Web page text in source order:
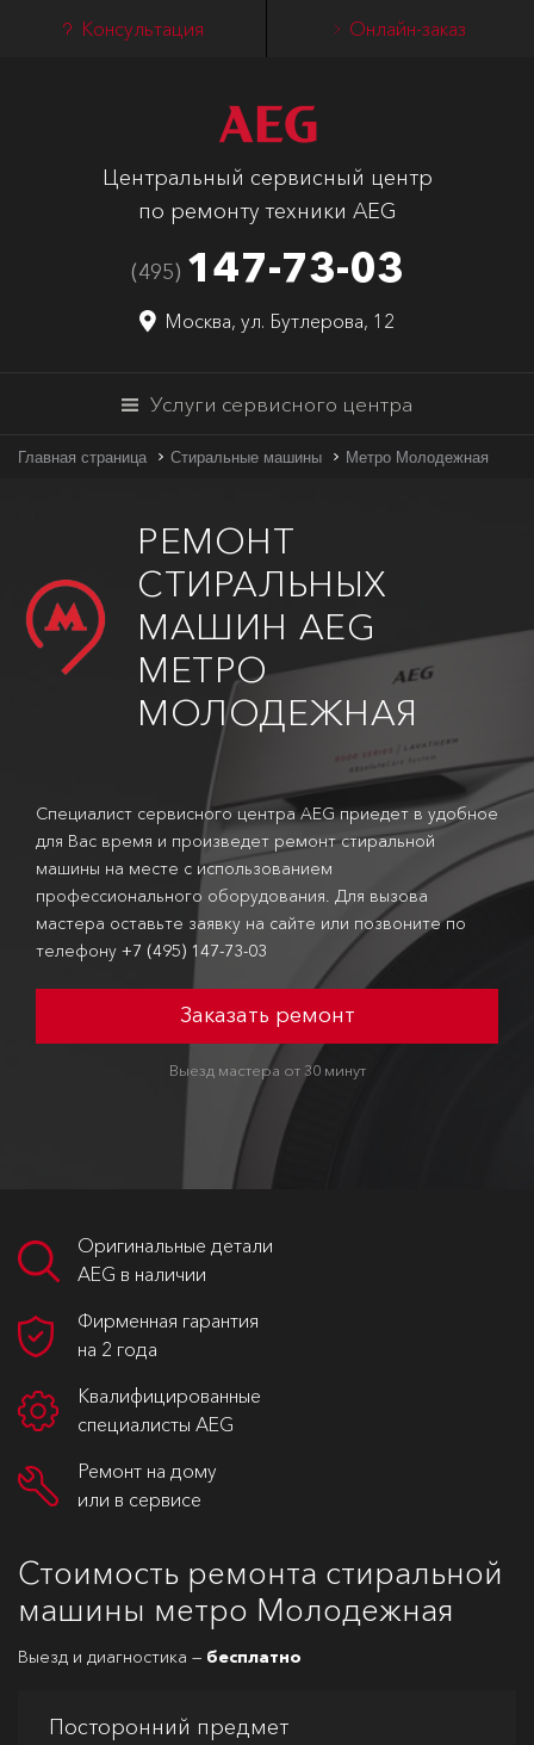
Консультация Онлайн-заказ
Центральный сервисный центр
по ремонту техники AEG
(495) 147-73-03
Москва, ул. Бутлерова, 12
Услуги сервисного центра
Главная страница Стиральные машины Метро Молодежная
РЕМОНТ
СТИРАЛЬНЫХ
МАШИН AEG
МЕТРО
МОЛОДЕЖНАЯ
Специалист сервисного центра AEG приедет в удобное
для Вас время и произведет ремонт стиральной
машины на месте с использованием
профессионального оборудования. Для вызова
мастера оставьте заявку на сайте или позвоните по
телефону +7 (495) 147-73-03
Заказать ремонт
Выезд мастера от 30 минут
Оригинальные детали
AEG в наличии
Фирменная гарантия
на 2 года
Квалифицированные
специалисты AEG
Ремонт на дому
или в сервисе
Стоимость ремонта стиральной
машины метро Молодежная
Выезд и диагностика — бесплатно
Посторонний предмет